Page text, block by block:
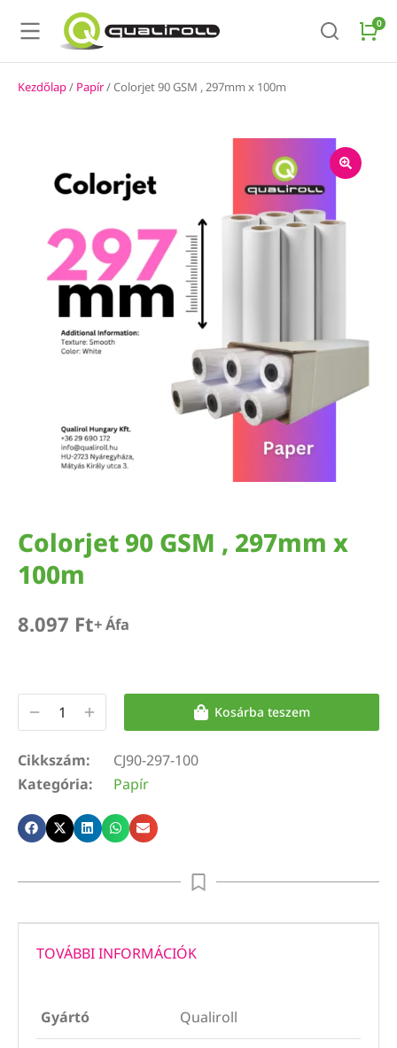
Kezdőlap/ Papír/ Colorjet 90 GSM , 297mm x 100m
Colorjet 90 GSM , 297mm x
100m
8.097 Ft+ Áfa
Kosárba teszem
Cikkszám:
CJ90-297-100
Kategória:
Papír
TOVÁBBI INFORMÁCIÓK
Gyártó Qualiroll